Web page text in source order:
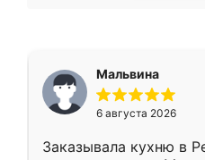
Мальвина
6 августа 2026
Заказывала кухню в